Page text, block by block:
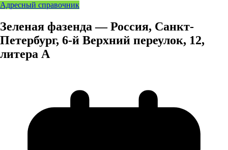
Адресный справочник
Зеленая фазенда — Россия, Санкт-
Петербург, 6-й Верхний переулок, 12,
литера А